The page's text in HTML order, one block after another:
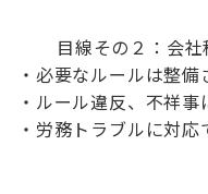
目線その２：会
・必要なルールは整
・ルール違反、不祥
・労務トラブルに対応